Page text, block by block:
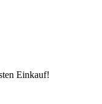
Einkauf!